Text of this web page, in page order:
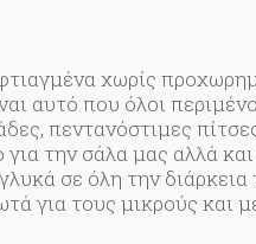
χωρίς
αυτό που όλοι
πεντανόστιμες
την σάλα μας αλλά
σε όλη την διάρκεια
για τους μικρούς και